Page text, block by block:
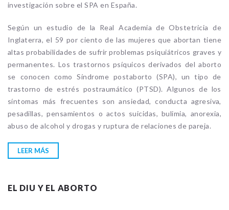
investigación sobre el SPA en España.
Según un estudio de la Real Academia de Obstetricia de
Inglaterra, el 59 por ciento de las mujeres que abortan tiene
altas probabilidades de sufrir problemas psiquiátricos graves y
permanentes. Los trastornos psíquicos derivados del aborto
se conocen como Síndrome postaborto (SPA), un tipo de
trastorno de estrés postraumático (PTSD). Algunos de los
síntomas más frecuentes son ansiedad, conducta agresiva,
pesadillas, pensamientos o actos suicidas, bulimia, anorexia,
abuso de alcohol y drogas y ruptura de relaciones de pareja.
LEER MÁS
EL DIU Y EL ABORTO